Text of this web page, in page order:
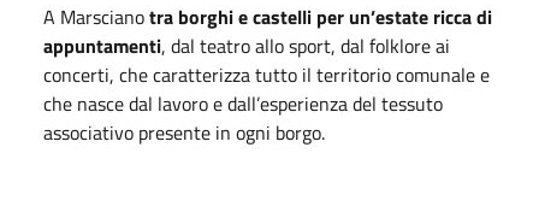
A Marscianotra borghi e castelli per un’estate ricca di
appuntamenti, dal teatro allo sport, dal folklore ai
concerti, che caratterizza tutto il territorio comunale e
che nasce dal lavoro e dall’esperienza del tessuto
associativo presente in ogni borgo.